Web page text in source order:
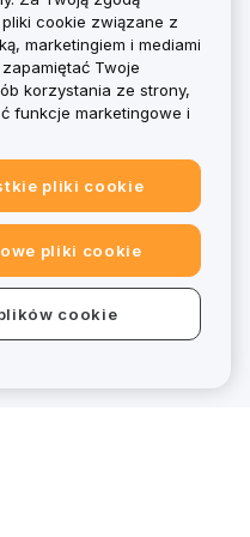
przegląd
wykraczają
cookie związane z
marketingiem i mediami
Twoje
korzystania ze strony,
funkcje marketingowe i
pliki cookie
pliki cookie
cookie